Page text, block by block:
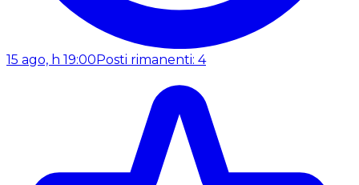
15 ago, h 19:00 Posti rimanenti: 4